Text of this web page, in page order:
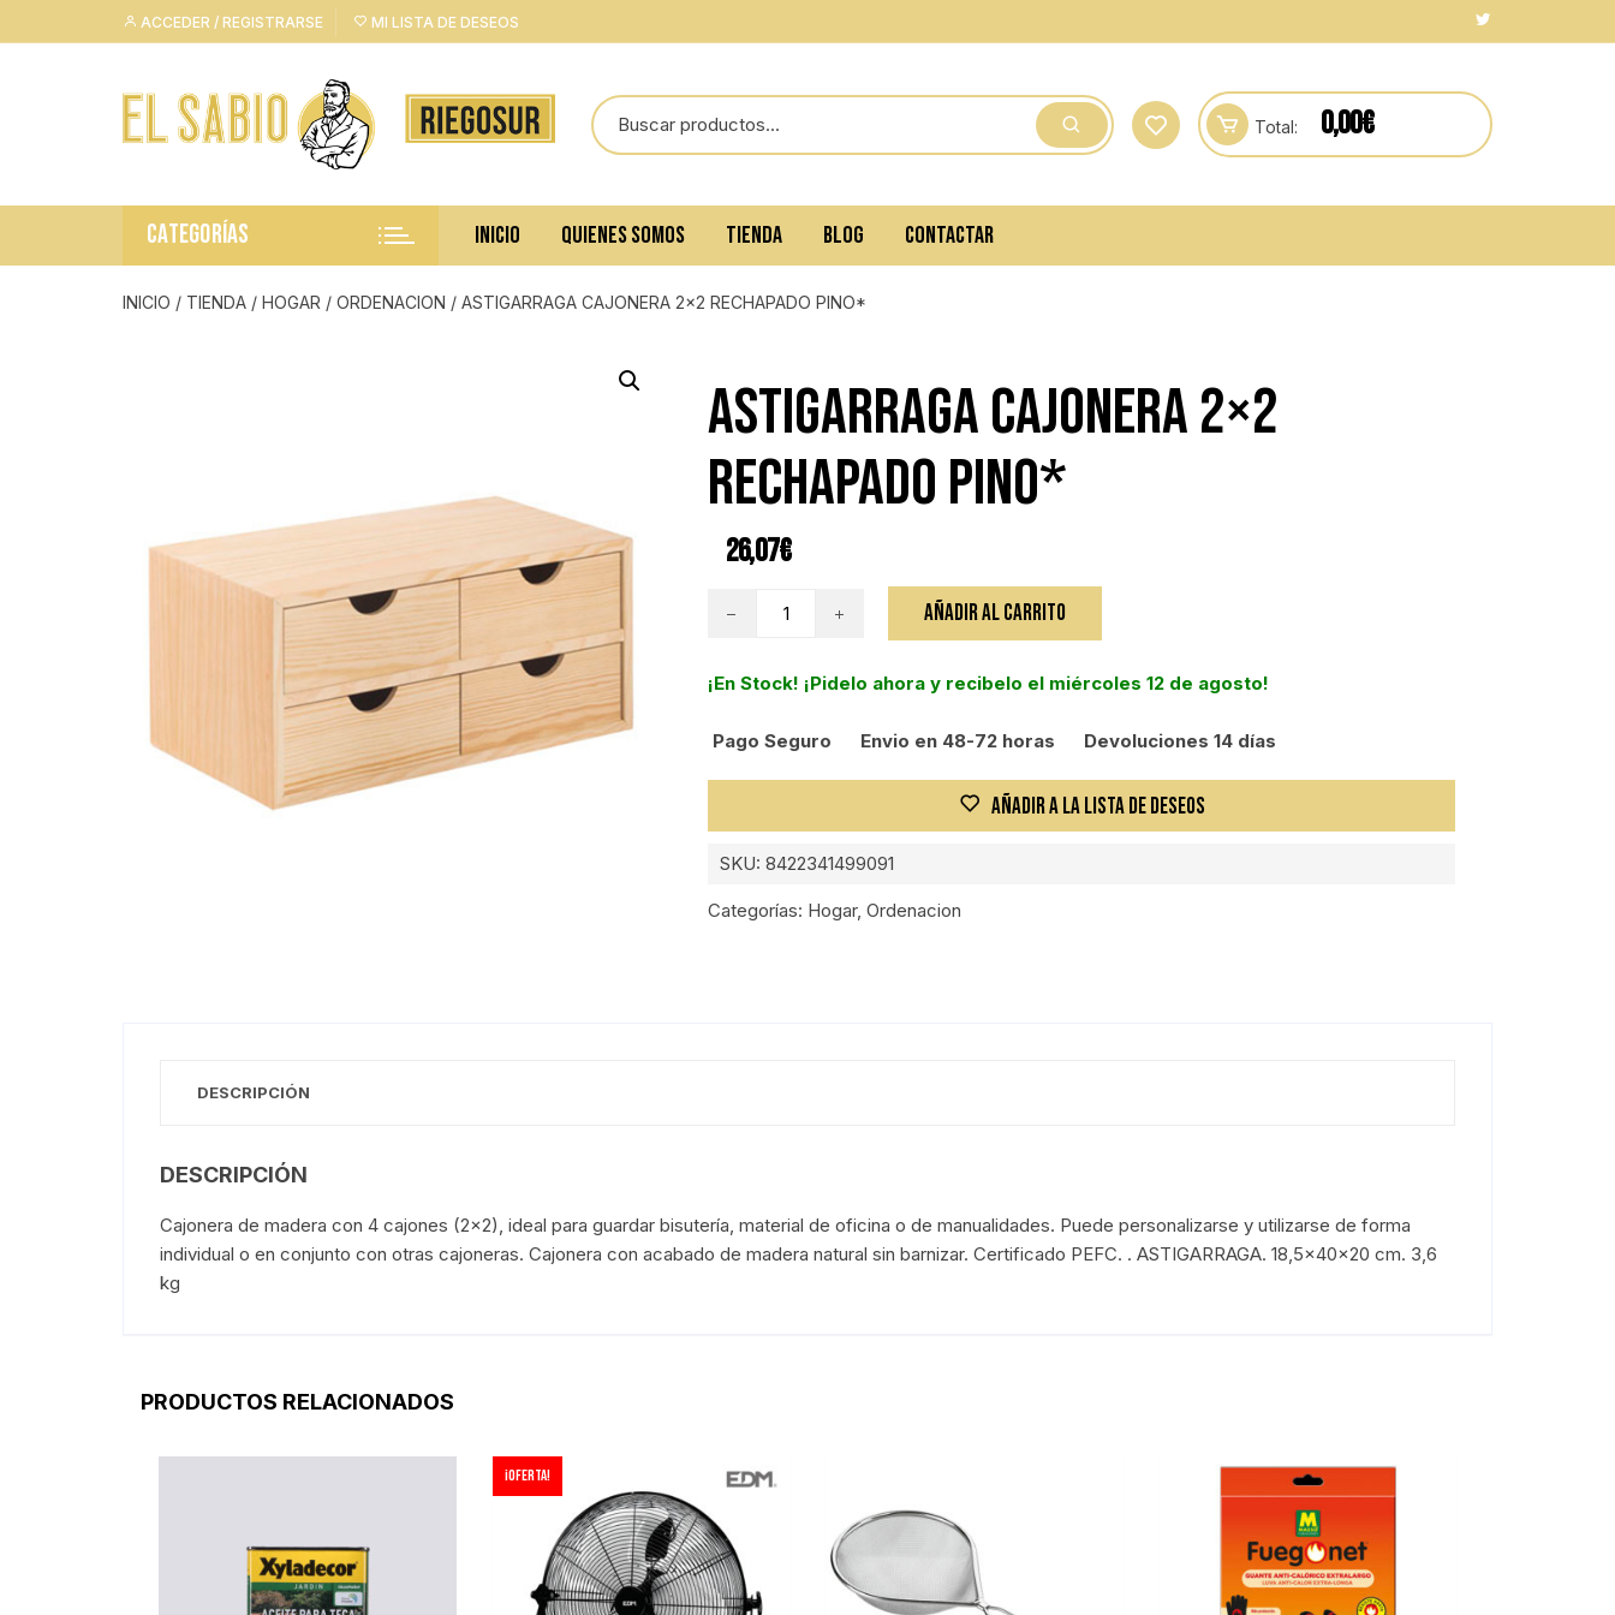
al
ACCEDER / REGISTRARSE MI LISTA DE DESEOS
Total: 0,00€
CATEGORÍAS INICIO QUIENES SOMOS TIENDA BLOG CONTACTAR
INICIO / TIENDA / HOGAR / ORDENACION / ASTIGARRAGA CAJONERA 2×2 RECHAPADO PINO*
ASTIGARRAGA CAJONERA 2×2
RECHAPADO PINO*
26,07€
ASTIGARRAGA
RECHAPADO
cantidad
AÑADIR AL CARRITO
¡En Stock! ¡Pidelo ahora y recibelo el miércoles 12 de agosto!
Pago Seguro Envio en 48-72 horas Devoluciones 14 días
AÑADIR A LA LISTA DE DESEOS
SKU: 8422341499091
Categorías: Hogar, Ordenacion
DESCRIPCIÓN
DESCRIPCIÓN
Cajonera de madera con 4 cajones (2×2), ideal para guardar bisutería, material de oficina o de manualidades. Puede personalizarse y utilizarse de forma
individual o en conjunto con otras cajoneras. Cajonera con acabado de madera natural sin barnizar. Certificado PEFC. . ASTIGARRAGA. 18,5x40x20 cm. 3,6
kg
PRODUCTOS RELACIONADOS
¡Oferta!